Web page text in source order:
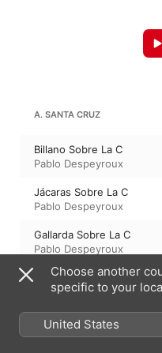
A. SANTA CRUZ
Billano Sobre La C
Pablo Despeyroux
Jácaras Sobre La C
Pablo Despeyroux
Gallarda Sobre La C
Pablo Despeyroux
Canarios Sobre La C
Pablo Despeyroux
Jácaras Sobre La E
Pablo Despeyroux
Choose another
specific to your
United States